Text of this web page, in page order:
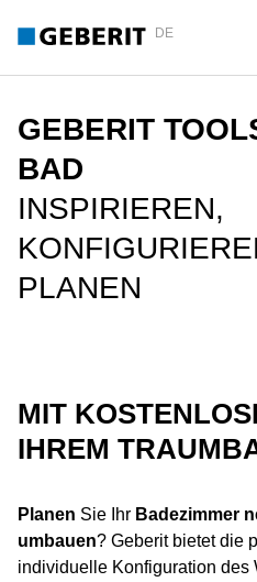
DE
GEBERIT
BAD
INSPIRIEREN,
PLANEN
MIT
IHREM
Planen Sie Ihr Badezimmer
umbauen? Geberit bietet die
individuelle Konfiguration des